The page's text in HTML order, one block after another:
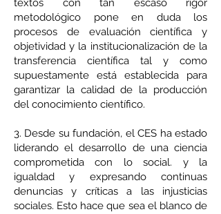
textos con tan escaso rigor
metodológico pone en duda los
procesos de evaluación científica y
objetividad y la institucionalización de la
transferencia científica tal y como
supuestamente está establecida para
garantizar la calidad de la producción
del conocimiento científico.
3. Desde su fundación, el CES ha estado
liderando el desarrollo de una ciencia
comprometida con lo social. y la
igualdad y expresando continuas
denuncias y críticas a las injusticias
sociales. Esto hace que sea el blanco de